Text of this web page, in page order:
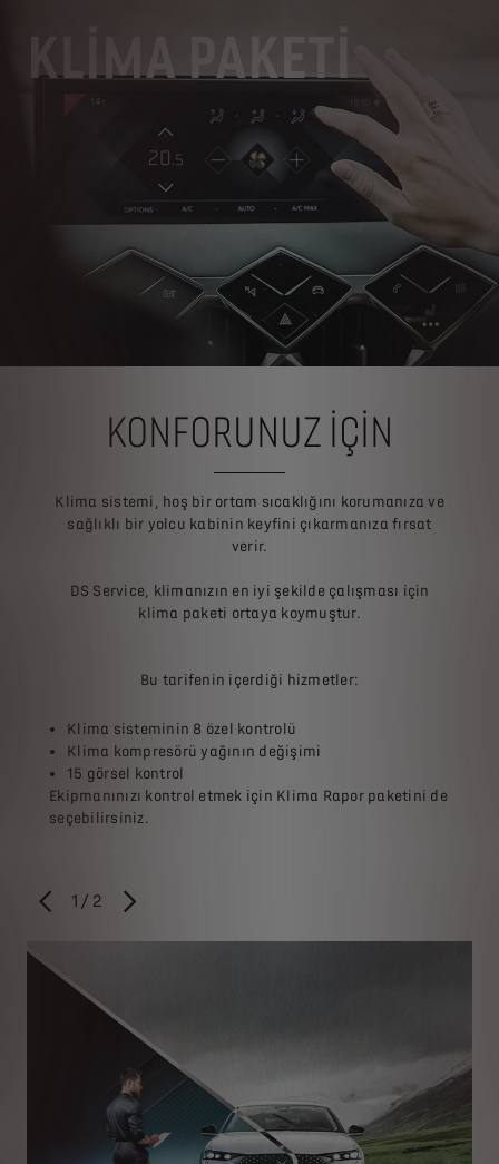
KLİMA PAKETİ
KONFORUNUZ IÇIN
Klima sistemi, hoş bir ortam sıcaklığını korumanıza ve
sağlıklı bir yolcu kabinin keyfini çıkarmanıza fırsat
verir.
DS Service, klimanızın en iyi şekilde çalışması için
klima paketi ortaya koymuştur.
Bu tarifenin içerdiği hizmetler:
Klima sisteminin 8 özel kontrolü
Klima kompresörü yağının değişimi
15 görsel kontrol
Ekipmanınızı kontrol etmek için Klima Rapor paketini de
seçebilirsiniz.
ÖNCEKİ
1 / 2 SONRAKİ